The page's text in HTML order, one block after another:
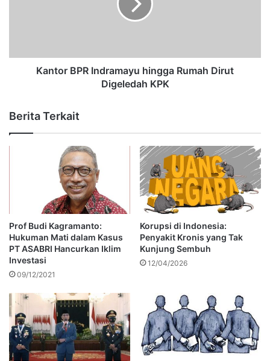
Kantor BPR Indramayu hingga Rumah Dirut
Digeledah KPK
Berita Terkait
Prof Budi Kagramanto:
Hukuman Mati dalam Kasus
PT ASABRI Hancurkan Iklim
Investasi
09/12/2021
Korupsi di Indonesia:
Penyakit Kronis yang Tak
Kunjung Sembuh
12/04/2026